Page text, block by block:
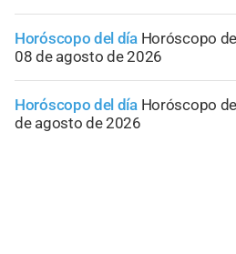
Horóscopo del día Horóscopo
08 de agosto de 2026
Horóscopo del día Horóscopo
de agosto de 2026